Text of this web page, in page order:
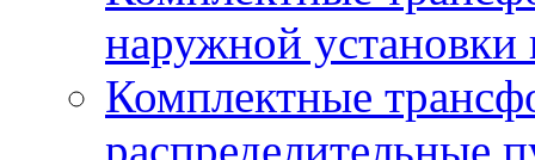
наружной установки
Комплектные
распределительные